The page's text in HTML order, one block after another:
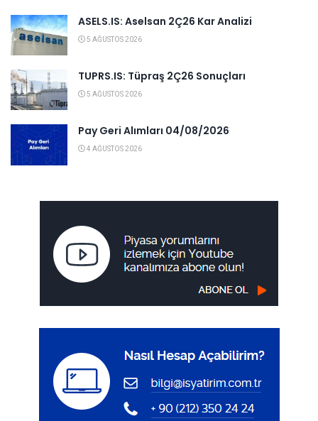
ASELS.IS: Aselsan 2Ç26 Kar Analizi
5 AĞUSTOS 2026
TUPRS.IS: Tüpraş 2Ç26 Sonuçları
5 AĞUSTOS 2026
Pay Geri Alımları 04/08/2026
4 AĞUSTOS 2026